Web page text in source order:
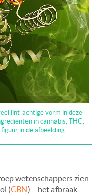
lint-achtige vorm in deze
in cannabis, THC,
in de afbeelding.
wetenschappers zien
(CBN) – het afbraak-